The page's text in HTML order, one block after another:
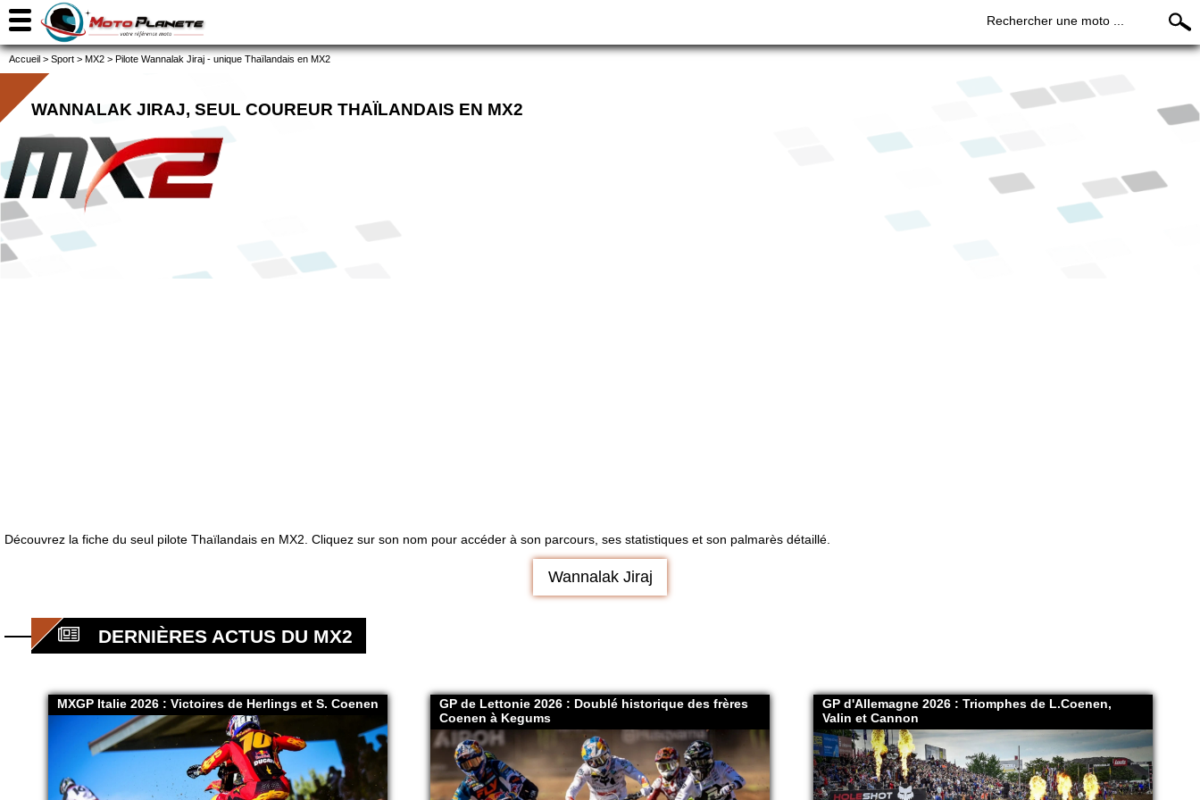
Rechercher une moto ...
Accueil > Sport > MX2 > Pilote Wannalak Jiraj - unique Thaïlandais en MX2
WANNALAK JIRAJ, SEUL COUREUR THAÏLANDAIS EN MX2
Découvrez la fiche du seul pilote Thaïlandais en MX2. Cliquez sur son nom pour accéder à son parcours, ses statistiques et son palmarès détaillé.
Wannalak Jiraj
DERNIÈRES ACTUS DU MX2
MXGP Italie 2026 : Victoires de Herlings et S. Coenen
GP de Lettonie 2026 : Doublé historique des frères
Coenen à Kegums
GP d'Allemagne 2026 : Triomphes de L.Coenen,
Valin et Cannon